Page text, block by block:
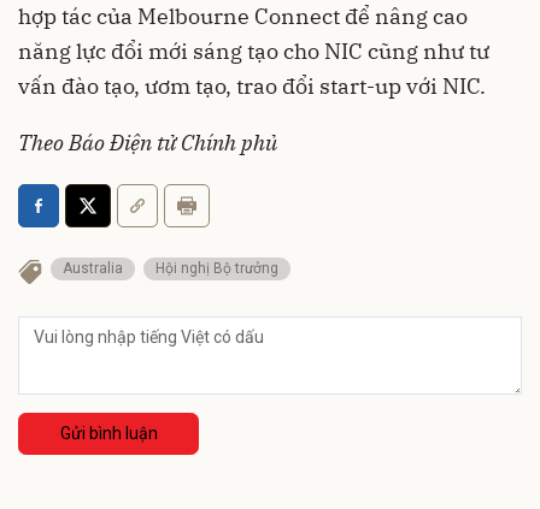
hợp tác của Melbourne Connect để nâng cao
năng lực đổi mới sáng tạo cho NIC cũng như tư
vấn đào tạo, ươm tạo, trao đổi start-up với NIC.
Theo Báo Điện tử Chính phủ
Australia Hội nghị Bộ trưởng
Gửi bình luận